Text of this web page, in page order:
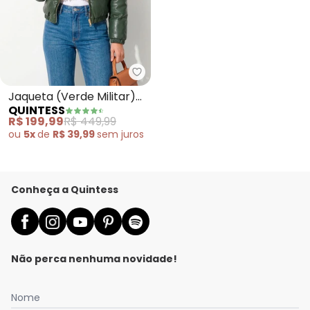
Quintess - Jaqueta (Verde
Jaqueta (Verde Militar)
em Pu
QUINTESS
R$ 199,99R$ 449,99
ou 5xde R$ 39,99sem juros
Conheça a Quintess
Não perca nenhuma novidade!
Nome